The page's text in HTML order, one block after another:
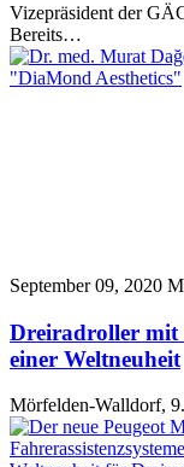
Vizepräsident der
Bereits…
September 09, 2020
Dreiradroller mit
einer Weltneuheit
Mörfelden-Walldorf,